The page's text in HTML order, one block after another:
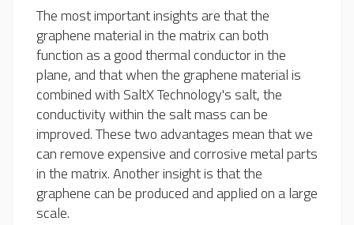
The most important insights are that the
graphene material in the matrix can both
function as a good thermal conductor in the
plane, and that when the graphene material is
combined with SaltX Technology's salt, the
conductivity within the salt mass can be
improved. These two advantages mean that we
can remove expensive and corrosive metal parts
in the matrix. Another insight is that the
graphene can be produced and applied on a large
scale.